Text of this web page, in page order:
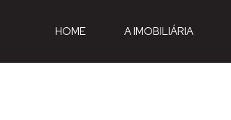
A IMOBILIÁRIA
HOME